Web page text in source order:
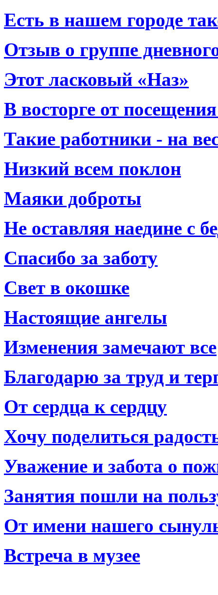
Есть в нашем городе
Отзыв о группе
Этот ласковый «Наз»
В восторге от
Такие работники - на
Низкий всем поклон
Маяки доброты
Не оставляя наедине с
Спасибо за заботу
Свет в окошке
Настоящие ангелы
Изменения замечают все
Благодарю за труд и
От сердца к сердцу
Хочу поделиться
Уважение и забота о
Занятия пошли на
От имени нашего
Встреча в музее